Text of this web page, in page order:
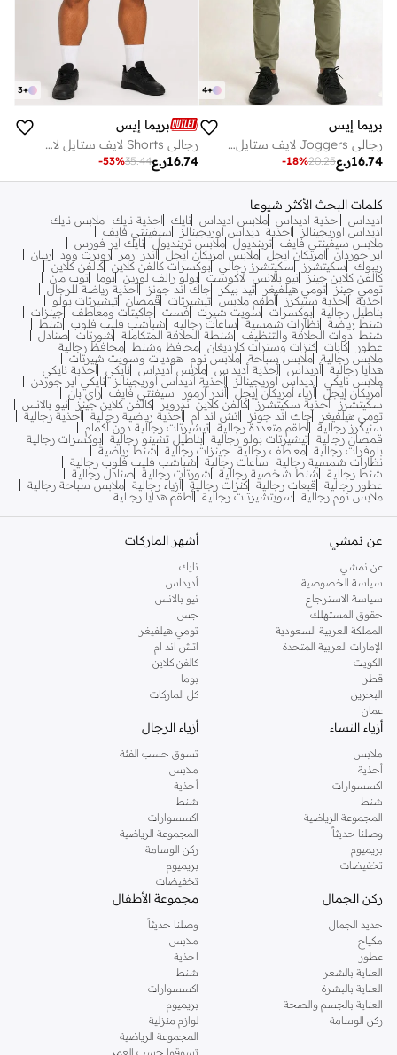
+
4
بريما إيس
رجالي Joggers لايف ستايل Olive Green
ر.ع16.74
20.25
-18%
+
3
بريما إيس
رجالي Shorts لايف ستايل لاكشري Black
ر.ع16.74
35.44
-53%
كلمات البحث الأكثر شيوعا
اديداس احذية اديداس ملابس اديداس نايك احذية نايك ملابس نايك
اديداس اوريجينالز
احذية اديداس اوريجينالز
سيفينتي فايف
ملابس سيفينتي فايف ترينديول ملابس ترينديول نايك اير فورس
اير جوردان
امريكان ايجل ملابس امريكان ايجل اندر ارمر روبرت وود
ريبان
ريبوك
سكيتشرز سكيتشرز رجالي بوكسرات كالفن كلاين كالفن كلاين
كالفن كلاين جينز نيو بالانس لاكوست بولو رالف لورين بوما
توب مان
تومي جينز تومي هيلفيغر تيد بيكر جاك اند جونز
أحذية رياضة للرجال
احذية
احذية سنيكرز أطقم ملابس تيشيرتات قمصان تيشيرتات بولو
بناطيل رجالية بوكسرات سويت شيرت فست جاكيتات ومعاطف جينزات
شنط رياضة نظارات شمسية ساعات رجاليه شباشب فليب فلوب
شنط
شنط أدوات الحلاقة والتنظيف
شنطة الحلاقة المتكاملة شورتات صنادل
عطور
كابات كنزات وسترات كارديغان محافظ وشنط
محافظ رجالية
ملابس رجالية ملابس سباحة ملابس نوم
هوديات وسويت شيرتات
هدايا رجالية أديداس أحذية أديداس ملابس أديداس نايكي أحذبة نايكي
ملابس نايكي أديداس أوريجينالز أحذية أديداس أوريجينالز
نايكي اير جوردن
أمريكان إيجل أزياء أمريكان إيجل أندر آرمور سيفنتي فايف راي بان
سكيتشرز
أحذية سكيتشرز كالفن كلاين اندروير كالفن كلاين جينز
نيو بالانس
تومي هيلفيغر
جاك اند جونز اتش اند ام أحذية رياضية رجالية أحذية رجالية
سنيكرز رجالية أطقم متعددة رجالية تيشيرتات رجالية دون أكمام
قمصان رجالية تيشيرتات بولو رجالية بناطيل تشينو رجالية بوكسرات رجالية
بلوفرات رجالية معاطف رجالية جينزات رجالية
شنط رياضية
نظارات شمسية رجالية
ساعات رجالية
شباشب فليب فلوب رجالية
شنط رجالية
شنط شخصية رجالية شورتات رجالية صنادل رجالية
عطور رجالية
قبعات رجالية كنزات رجالية أزياء رجالية ملابس سباحة رجالية
ملابس نوم رجالية
سويتشيرتات رجالية أطقم هدايا رجالية
عن نمشي
عن نمشي
سياسة الخصوصية
سياسة الاسترجاع
حقوق المستهلك
المملكة العربية السعودية
الإمارات العربية المتحدة
الكويت
قطر
البحرين
عمان
أشهر الماركات
نايك
أديداس
نيو بالانس
جس
تومي هيلفيغر
اتش اند ام
كالفن كلاين
بوما
كل الماركات
أزياء النساء
ملابس
أحذية
اكسسوارات
شنط
المجموعة الرياضية
وصلنا حديثاً
بريميوم
تخفيضات
أزياء الرجال
تسوق حسب الفئة
ملابس
أحذية
شنط
اكسسوارات
المجموعة الرياضية
ركن الوسامة
بريميوم
تخفيضات
ركن الجمال
جديد الجمال
مكياج
عطور
العناية بالشعر
العناية بالبشرة
العناية بالجسم والصحة
ركن الوسامة
مجموعة الأطفال
وصلنا حديثاً
ملابس
احذية
شنط
اكسسوارات
بريميوم
لوازم منزلية
المجموعة الرياضية
تسوقوا حسب العمر